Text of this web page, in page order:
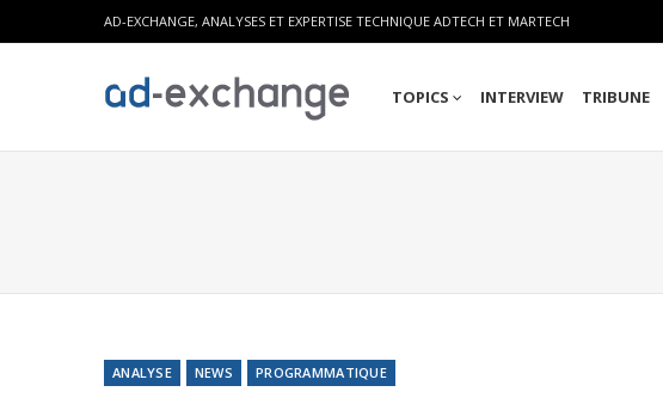
AD-EXCHANGE, ANALYSES ET EXPERTISE TECHNIQUE ADTECH ET MARTECH
TOPICS INTERVIEW TRIBUNE
ANALYSE NEWS PROGRAMMATIQUE